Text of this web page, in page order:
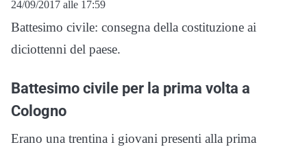
24/09/2017 alle 17:59
Battesimo civile: consegna della costituzione ai
diciottenni del paese.
Battesimo civile per la prima volta a
Cologno
Erano una trentina i giovani presenti alla prima